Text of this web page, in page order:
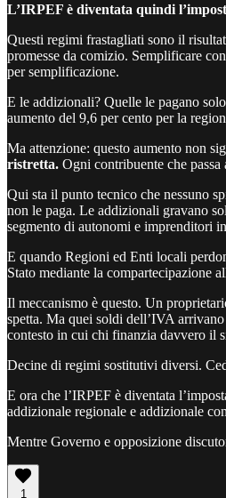
L’IRPEF è diventata quindi
Questi regimi frastagliati sono il
promesse da comizio. Semplificare con
per semplificazione.
E le addizionali? Quelle le pagano
aumento del 9,6 per cento per la
Ma attenzione: questo aumento non
ristretta. Ogni contribuente che
Qui sta il punto tecnico che nessuno
non le paga. Le addizionali gravano
segmento di autonomi e imprenditori
E quando Regioni ed Enti locali
Stato mediante la compartecipazione
Il meccanismo è questo. Un
spetta. Ma quei soldi dell’IVA
contesto in cui chi finanzia davvero il
Decine di regimi sostitutivi diversi.
E ora che l’IRPEF è diventata
addizionale regionale e addizionale
Mentre Governo e opposizione
1